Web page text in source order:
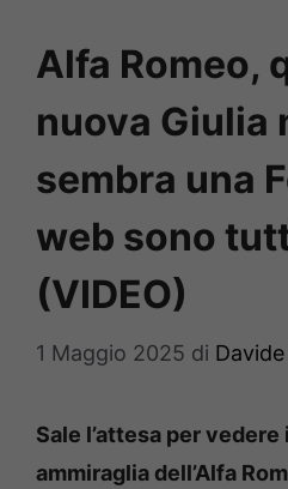
Alfa Romeo,
nuova Giulia
sembra una
web sono
(VIDEO)
1 Maggio 2025 di
Sale l’attesa per
ammiraglia dell’Alfa